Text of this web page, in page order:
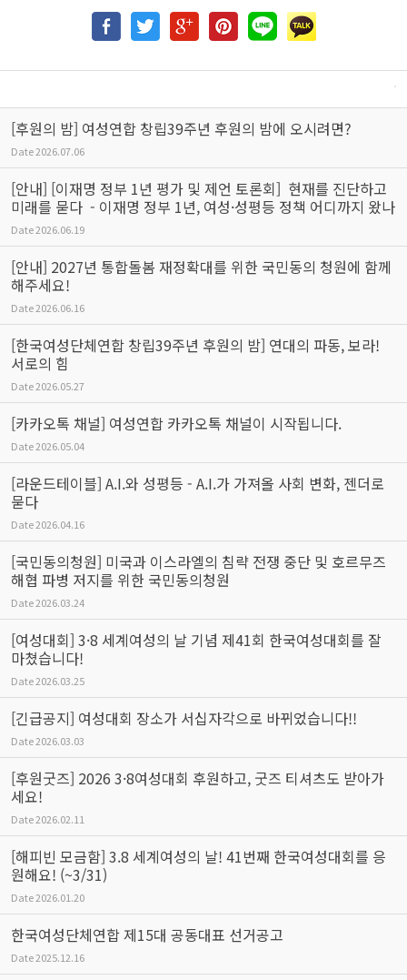
[후원의 밤] 여성연합 창립39주년 후원의 밤에 오시려면?
Date2026.07.06
[안내] [이재명 정부 1년 평가 및 제언 토론회] 현재를 진단하고
미래를 묻다 - 이재명 정부 1년, 여성·성평등 정책 어디까지 왔나
Date2026.06.19
[안내] 2027년 통합돌봄 재정확대를 위한 국민동의 청원에 함께
해주세요!
Date2026.06.16
[한국여성단체연합 창립39주년 후원의 밤] 연대의 파동, 보라!
서로의 힘
Date2026.05.27
[카카오톡 채널] 여성연합 카카오톡 채널이 시작됩니다.
Date2026.05.04
[라운드테이블] A.I.와 성평등 - A.I.가 가져올 사회 변화, 젠더로
묻다
Date2026.04.16
[국민동의청원] 미국과 이스라엘의 침략 전쟁 중단 및 호르무즈
해협 파병 저지를 위한 국민동의청원
Date2026.03.24
[여성대회] 3·8 세계여성의 날 기념 제41회 한국여성대회를 잘
마쳤습니다!
Date2026.03.25
[긴급공지] 여성대회 장소가 서십자각으로 바뀌었습니다!!
Date2026.03.03
[후원굿즈] 2026 3·8여성대회 후원하고, 굿즈 티셔츠도 받아가
세요!
Date2026.02.11
[해피빈 모금함] 3.8 세계여성의 날! 41번째 한국여성대회를 응
원해요! (~3/31)
Date2026.01.20
한국여성단체연합 제15대 공동대표 선거공고
Date2025.12.16